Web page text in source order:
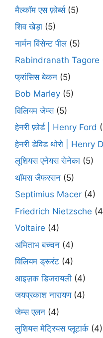
मैल्कॉम एस फ़ोर्ब्स(5)
शिव खेड़ा (5)
नार्मन विंसेन्ट पील(5)
Rabindranath Tagore
फ्रांसिस बेकन (5)
Bob Marley (5)
विलियम जेम्स(5)
हेनरी फ़ोर्ड | Henry Ford
हेनरी डेविड थोरो |
लूशियस एनेयस सेनेका (5)
थॉमस जैफरसन (5)
Septimius Macer (4)
Friedrich Nietzsche
Voltaire (4)
अमिताभ बच्चन (4)
विलियम ड्रूरंट (4)
आइज़क डिजरायली (4)
जयप्रकाश नारायण(4)
जेम्स एलन (4)
लुशियस मेट्रियस प्लूटार्क (4)